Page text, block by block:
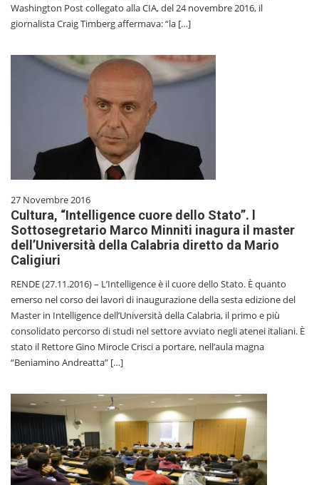
Washington Post collegato alla CIA, del 24 novembre 2016, il
giornalista Craig Timberg affermava: “la […]
27 Novembre 2016
Cultura, “Intelligence cuore dello Stato”. l
Sottosegretario Marco Minniti inagura il master
dell’Università della Calabria diretto da Mario
Caligiuri
RENDE (27.11.2016) – L’Intelligence è il cuore dello Stato. È quanto
emerso nel corso dei lavori di inaugurazione della sesta edizione del
Master in Intelligence dell’Università della Calabria, il primo e più
consolidato percorso di studi nel settore avviato negli atenei italiani. È
stato il Rettore Gino Mirocle Crisci a portare, nell’aula magna
“Beniamino Andreatta” […]